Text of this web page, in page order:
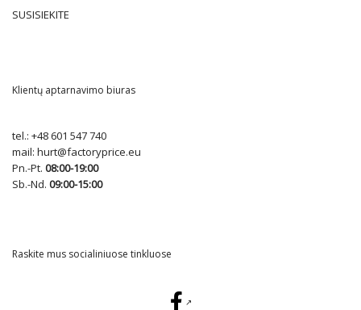
SUSISIEKITE
Klientų aptarnavimo biuras
tel.: +48 601 547 740
mail: hurt@factoryprice.eu
Pn.-Pt. 08:00-19:00
Sb.-Nd. 09:00-15:00
Raskite mus socialiniuose tinkluose